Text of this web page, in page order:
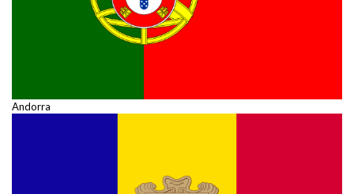
Andorra